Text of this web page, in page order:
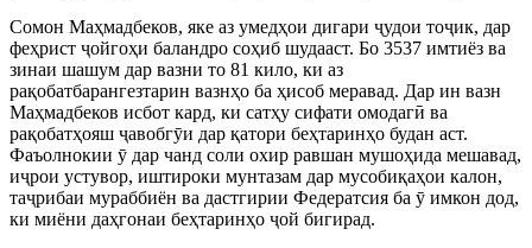
Сомон Маҳмадбеков, яке аз умедҳои дигари ҷудои тоҷик, дар
феҳрист ҷойгоҳи баландро соҳиб шудааст. Бо 3537 имтиёз ва
зинаи шашум дар вазни то 81 кило, ки аз
рақобатбарангезтарин вазнҳо ба ҳисоб меравад. Дар ин вазн
Маҳмадбеков исбот кард, ки сатҳу сифати омодагӣ ва
рақобатҳояш ҷавобгӯи дар қатори беҳтаринҳо будан аст.
Фаъолнокии ӯ дар чанд соли охир равшан мушоҳида мешавад,
иҷрои устувор, иштироки мунтазам дар мусобиқаҳои калон,
таҷрибаи мураббиён ва дастгирии Федератсия ба ӯ имкон дод,
ки миёни даҳгонаи беҳтаринҳо ҷой бигирад.